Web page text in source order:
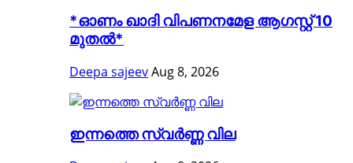
*ഓണം ഖാദി വിപണനമേള ആഗസ്റ്റ് 10
മുതൽ*
Deepa sajeevAug 8, 2026
ഇന്നത്തെ സ്വർണ്ണ വില